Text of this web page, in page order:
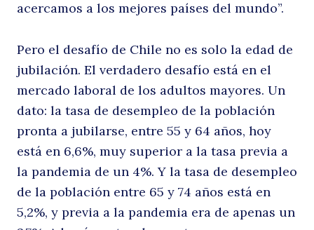
acercamos a los mejores países del mundo”.
Pero el desafío de Chile no es solo la edad de
jubilación. El verdadero desafío está en el
mercado laboral de los adultos mayores. Un
dato: la tasa de desempleo de la población
pronta a jubilarse, entre 55 y 64 años, hoy
está en 6,6%, muy superior a la tasa previa a
la pandemia de un 4%. Y la tasa de desempleo
de la población entre 65 y 74 años está en
5,2%, y previa a la pandemia era de apenas un